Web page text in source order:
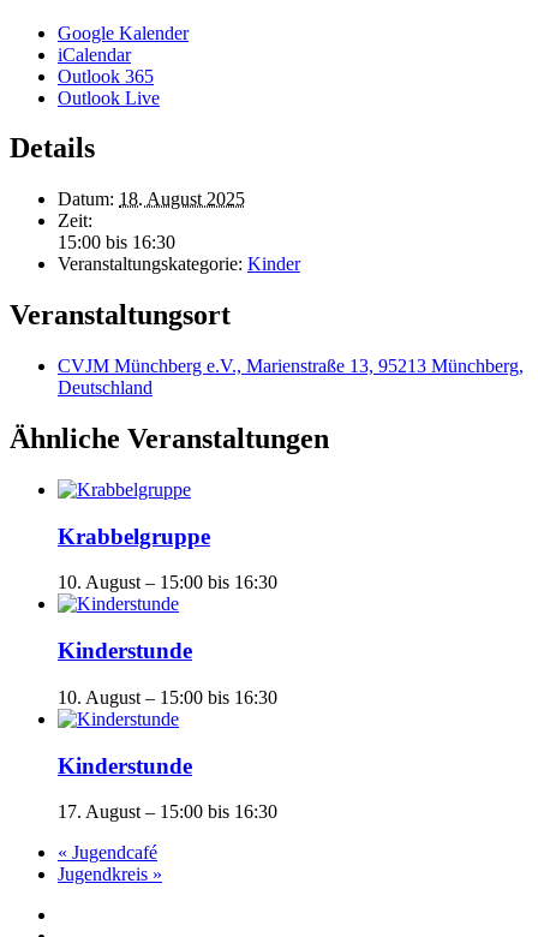
Google Kalender
iCalendar
Outlook 365
Outlook Live
Details
Datum: 18. August 2025
Zeit:
15:00 bis 16:30
Veranstaltungskategorie: Kinder
Veranstaltungsort
CVJM Münchberg e.V., Marienstraße 13, 95213 Münchberg,
Deutschland
Ähnliche Veranstaltungen
Krabbelgruppe
10. August – 15:00 bis 16:30
Kinderstunde
10. August – 15:00 bis 16:30
Kinderstunde
17. August – 15:00 bis 16:30
« Jugendcafé
Jugendkreis »